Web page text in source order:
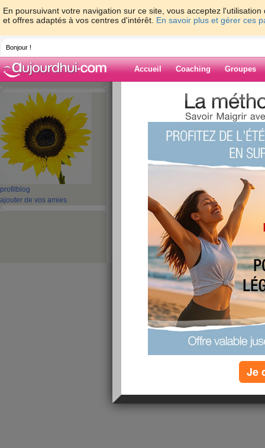
En poursuivant votre navigation sur ce site, vous acceptez
et offres adaptés à vos centres d'intérêt. En savoir plus et gérer ces
Bonjour !
Accueil Coaching Groupes
profil blog
ajouter de vos amies
>
Blog de
Suiv. ›
Je m’appelle kinou
publié le 21/06/2010 à 14:42
le nom que mes amis me donne est kinou. je
commence à s'accumuler chaque année. je
gourmandise. j'ai trés peu de kilos à perdre
j'ai un amas de cellulite dans les fesses et les
cheval...merci pour vos suggestion et votre
lire la suite
‹ Préc.
Je